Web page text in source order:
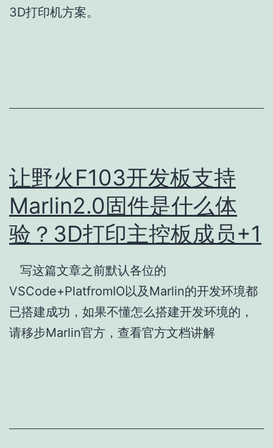
3D打印机方案。
让野火F103开发板支持
Marlin2.0固件是什么体
验？3D打印主控板成员+1
写这篇文章之前默认各位的
VSCode+PlatfromIO以及Marlin的开发环境都
已搭建成功，如果不懂怎么搭建开发环境的，
请移步Marlin官方，查看官方文档讲解